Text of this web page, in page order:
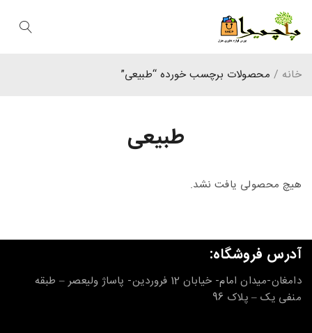
طبیعی
خانه / محصولات برچسب خورده “طبیعی”
هیچ محصولی یافت نشد.
آدرس فروشگاه:
دامغان-میدان امام- خیابان 12 فروردین- پاساژ ولیعصر – طبقه
منفی یک – پلاک 96